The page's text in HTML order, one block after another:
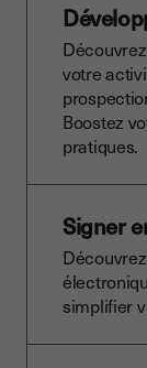
votre
Boostez
pratiques.
Signer
simplifier